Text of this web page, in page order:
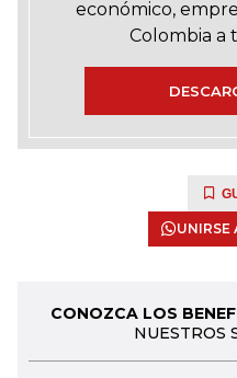
económico,
Colombia a
UNIRSE
CONOZCA LOS
NUESTROS